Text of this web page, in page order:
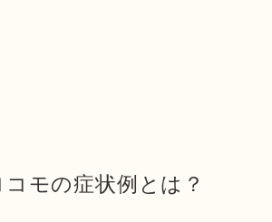
モの症状例とは？